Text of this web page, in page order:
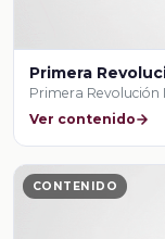
Primera
Primera Revolución
Ver contenido
CONTENIDO